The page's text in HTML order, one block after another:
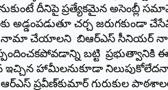
దీనిపై ప్రత్యేకమైన అసెంబ్లీ
అడ్డంపడుతూ చర్చ
రాజీనామా చేయాలని బిఆర్‌ఎస్‌ ‌సీనియర్‌
బట్టి ప్రభుత్వానికి
ఇచ్చిన హామీలనుకూడా
ఆర్‌ఎస్‌ ‌ప్రవీణ్‌కుమార్‌ ‌గురుకుల